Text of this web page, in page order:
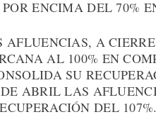
ENCIMA DEL 70%
AFLUENCIAS, A
AL 100% EN
SU
ABRIL LAS
DEL 107%.